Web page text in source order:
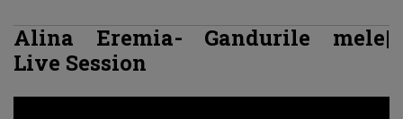
Alina Eremia- Gandurile mele|
Live Session